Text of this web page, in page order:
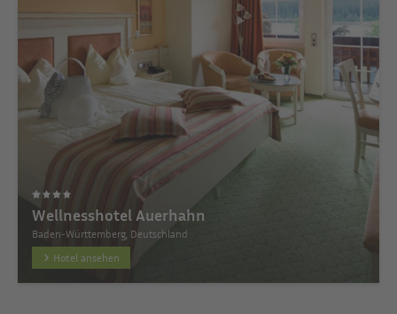
Wellnesshotel Auerhahn
Baden-Württemberg, Deutschland
Hotel ansehen